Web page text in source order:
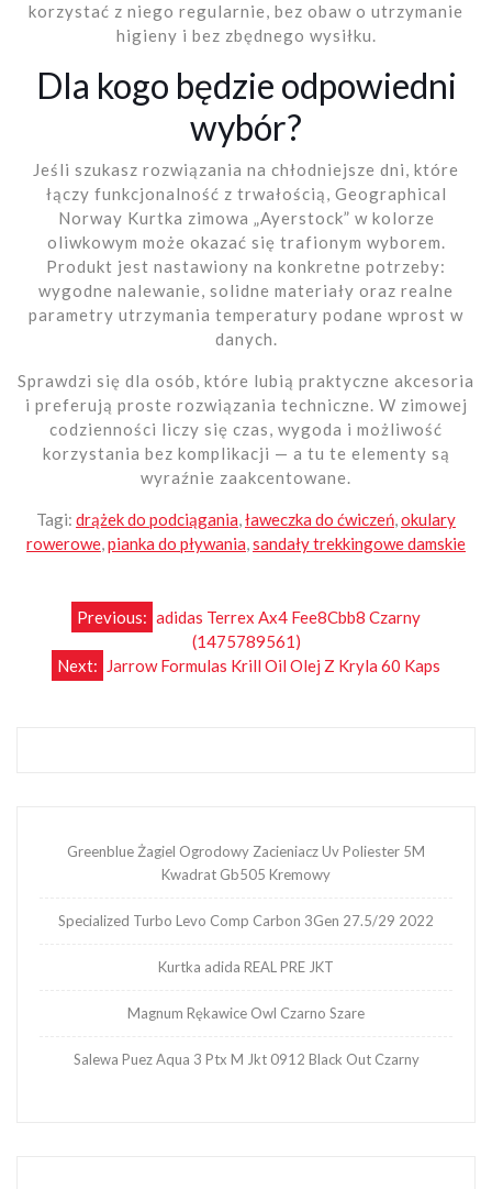
korzystać z niego regularnie, bez obaw o utrzymanie
higieny i bez zbędnego wysiłku.
Dla kogo będzie odpowiedni
wybór?
Jeśli szukasz rozwiązania na chłodniejsze dni, które
łączy funkcjonalność z trwałością, Geographical
Norway Kurtka zimowa „Ayerstock” w kolorze
oliwkowym może okazać się trafionym wyborem.
Produkt jest nastawiony na konkretne potrzeby:
wygodne nalewanie, solidne materiały oraz realne
parametry utrzymania temperatury podane wprost w
danych.
Sprawdzi się dla osób, które lubią praktyczne akcesoria
i preferują proste rozwiązania techniczne. W zimowej
codzienności liczy się czas, wygoda i możliwość
korzystania bez komplikacji — a tu te elementy są
wyraźnie zaakcentowane.
Tagi: drążek do podciągania,ławeczka do ćwiczeń,okulary
rowerowe,pianka do pływania,sandały trekkingowe damskie
Nawigacja
wpisu
Previous: adidas Terrex Ax4 Fee8Cbb8 Czarny
(1475789561)
Next:
Jarrow Formulas Krill Oil Olej Z Kryla 60 Kaps
Greenblue Żagiel Ogrodowy Zacieniacz Uv Poliester 5M
Kwadrat Gb505 Kremowy
Specialized Turbo Levo Comp Carbon 3Gen 27.5/29 2022
Kurtka adida REAL PRE JKT
Magnum Rękawice Owl Czarno Szare
Salewa Puez Aqua 3 Ptx M Jkt 0912 Black Out Czarny